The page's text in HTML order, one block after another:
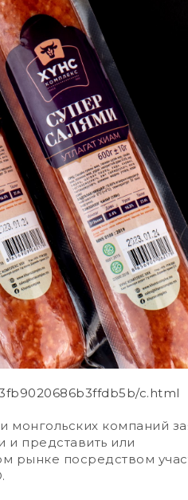
c.html
монгольских компаний
представить или
рынке посредством